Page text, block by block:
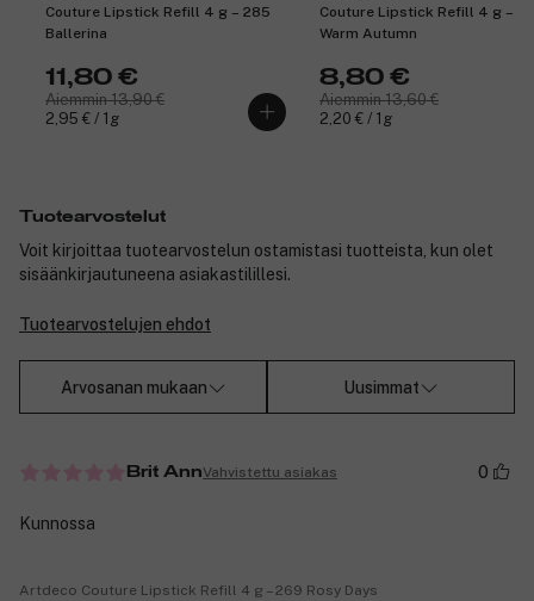
Couture Lipstick Refill 4 g – 285
Ballerina
11,80 €
Aiemmin 13,90 €
2,95 € / 1g
Couture Lipstick Refill 4 g –
Warm Autumn
8,80 €
Aiemmin 13,60 €
2,20 € / 1g
Tuotearvostelut
Voit kirjoittaa tuotearvostelun ostamistasi tuotteista, kun olet
sisäänkirjautuneena asiakastilillesi.
Tuotearvostelujen ehdot
Arvosanan mukaan Uusimmat
Brit AnnVahvistettu asiakas 0
Kunnossa
Artdeco Couture Lipstick Refill 4 g – 269 Rosy Days